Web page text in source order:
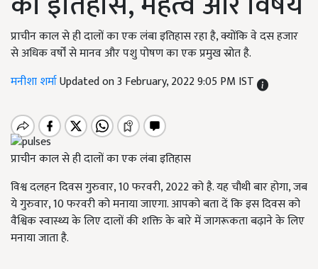
प्राचीन काल से ही दालों का एक लंबा इतिहास रहा है, क्योंकि वे दस हजार
से अधिक वर्षों से मानव और पशु पोषण का एक प्रमुख स्रोत है.
मनीशा शर्माUpdated on 3 February, 2022 9:05 PM IST
प्राचीन काल से ही दालों का एक लंबा इतिहास
विश्व दलहन दिवस गुरुवार, 10 फरवरी, 2022 को है. यह चौथी बार होगा, जब
ये गुरुवार, 10 फरवरी को मनाया जाएगा. आपको बता दें कि इस दिवस को
वैश्विक स्वास्थ्य के लिए दालों की शक्ति के बारे में जागरूकता बढ़ाने के लिए
मनाया जाता है.